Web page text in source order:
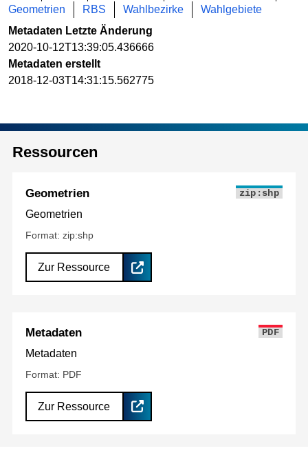
Geometrien
RBS Wahlbezirke
Wahlgebiete
Metadaten Letzte Änderung
2020-10-12T13:39:05.436666
Metadaten erstellt
2018-12-03T14:31:15.562775
Ressourcen
Geometrien zip:shp
Geometrien
Format: zip:shp
Zur Ressource
Metadaten PDF
Metadaten
Format: PDF
Zur Ressource